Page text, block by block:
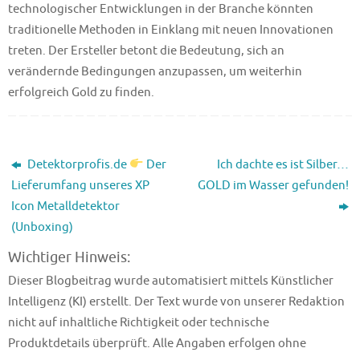
technologischer Entwicklungen in der Branche könnten
traditionelle Methoden in Einklang mit neuen Innovationen
treten. Der Ersteller betont die Bedeutung, sich an
verändernde Bedingungen anzupassen, um weiterhin
erfolgreich Gold zu finden.
Detektorprofis.de
Der
Lieferumfang unseres XP
Icon Metalldetektor
(Unboxing)
Ich dachte es ist Silber…
GOLD im Wasser gefunden!
Wichtiger Hinweis:
Dieser Blogbeitrag wurde automatisiert mittels Künstlicher
Intelligenz (KI) erstellt. Der Text wurde von unserer Redaktion
nicht auf inhaltliche Richtigkeit oder technische
Produktdetails überprüft. Alle Angaben erfolgen ohne